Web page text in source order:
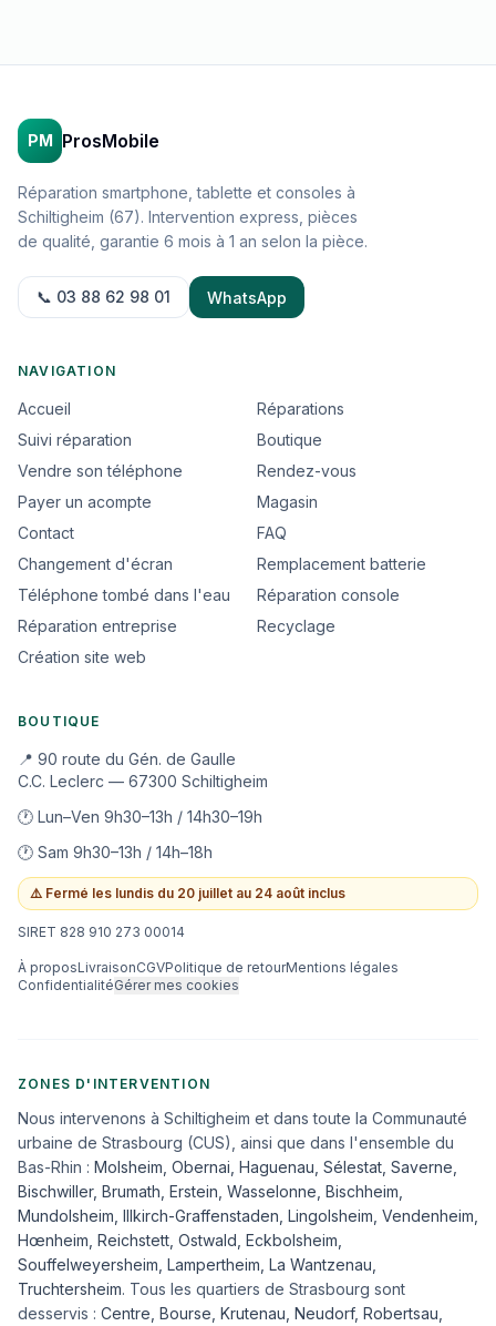
PM ProsMobile
Réparation smartphone, tablette et consoles à
Schiltigheim (67). Intervention express, pièces
de qualité, garantie 6 mois à 1 an selon la pièce.
📞 03 88 62 98 01 WhatsApp
NAVIGATION
Accueil
Réparations
Suivi réparation
Boutique
Vendre son téléphone
Rendez-vous
Payer un acompte
Magasin
Contact
FAQ
Changement d'écran
Remplacement batterie
Téléphone tombé dans l'eau
Réparation console
Réparation entreprise
Recyclage
Création site web
BOUTIQUE
📍 90 route du Gén. de Gaulle
C.C. Leclerc — 67300 Schiltigheim
🕐 Lun–Ven 9h30–13h / 14h30–19h
🕐 Sam 9h30–13h / 14h–18h
⚠️ Fermé les lundis du 20 juillet au 24 août inclus
SIRET 828 910 273 00014
À proposLivraisonCGVPolitique de retourMentions légales
ConfidentialitéGérer mes cookies
ZONES D'INTERVENTION
Nous intervenons à Schiltigheim et dans toute la Communauté
urbaine de Strasbourg (CUS), ainsi que dans l'ensemble du
Bas-Rhin : Molsheim Obernai Haguenau Sélestat Saverne
Bischwiller, Brumath Erstein Wasselonne Bischheim
Mundolsheim Illkirch-Graffenstaden Lingolsheim Vendenheim
Hœnheim Reichstett Ostwald Eckbolsheim
Souffelweyersheim, Lampertheim, La Wantzenau,
Truchtersheim. Tous les quartiers de Strasbourg sont
desservis : Centre, Bourse, Krutenau, Neudorf, Robertsau,